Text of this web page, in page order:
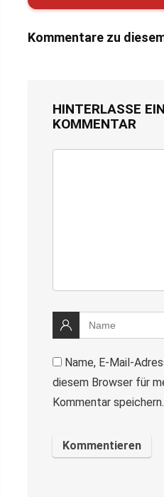
Kommentare zu
HINTERLASSE
KOMMENTAR
Name, E-Mail-
diesem Browser für
Kommentar speichern.